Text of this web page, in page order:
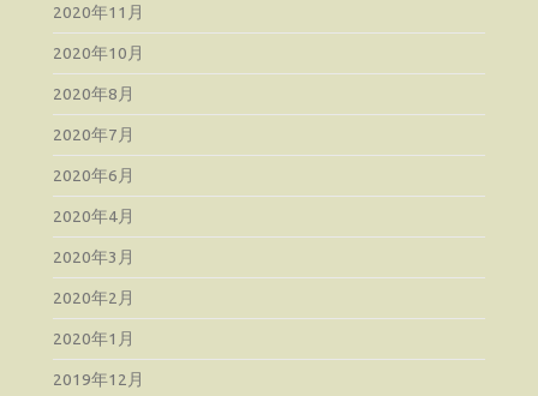
2020年11月
2020年10月
2020年8月
2020年7月
2020年6月
2020年4月
2020年3月
2020年2月
2020年1月
2019年12月